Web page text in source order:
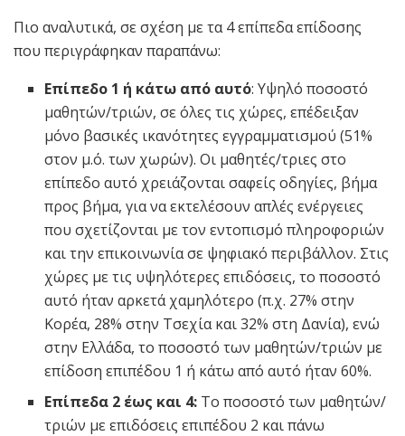
Πιο αναλυτικά, σε σχέση με τα 4 επίπεδα επίδοσης
που περιγράφηκαν παραπάνω:
Επίπεδο 1 ή κάτω από αυτό: Υψηλό ποσοστό
μαθητών/τριών, σε όλες τις χώρες, επέδειξαν
μόνο βασικές ικανότητες εγγραμματισμού (51%
στον μ.ό. των χωρών). Οι μαθητές/τριες στο
επίπεδο αυτό χρειάζονται σαφείς οδηγίες, βήμα
προς βήμα, για να εκτελέσουν απλές ενέργειες
που σχετίζονται με τον εντοπισμό πληροφοριών
και την επικοινωνία σε ψηφιακό περιβάλλον. Στις
χώρες με τις υψηλότερες επιδόσεις, το ποσοστό
αυτό ήταν αρκετά χαμηλότερο (π.χ. 27% στην
Κορέα, 28% στην Τσεχία και 32% στη Δανία), ενώ
στην Ελλάδα, το ποσοστό των μαθητών/τριών με
επίδοση επιπέδου 1 ή κάτω από αυτό ήταν 60%.
Επίπεδα 2 έως και 4: Το ποσοστό των μαθητών/
τριών με επιδόσεις επιπέδου 2 και πάνω